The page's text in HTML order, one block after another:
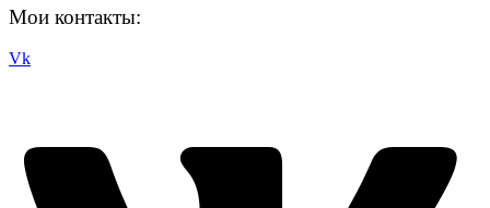
Мои контакты:
Vk